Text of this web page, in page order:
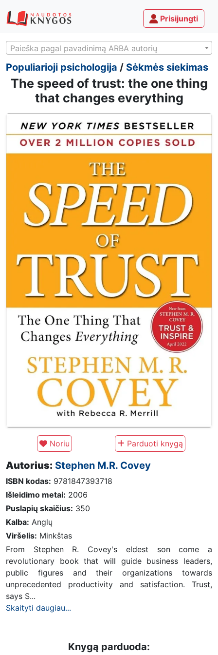
Prisijungti
Paieška pagal pavadinimą ARBA autorių
Populiarioji psichologija / Sėkmės siekimas
The speed of trust: the one thing
that changes everything
Noriu Parduoti knygą
Autorius: Stephen M.R. Covey
ISBN kodas: 9781847393718
Išleidimo metai: 2006
Puslapių skaičius: 350
Kalba: Anglų
Viršelis: Minkštas
From Stephen R. Covey's eldest son come a
revolutionary book that will guide business leaders,
public figures and their organizations towards
unprecedented productivity and satisfaction. Trust,
says S...
Skaityti daugiau...
Knygą parduoda: